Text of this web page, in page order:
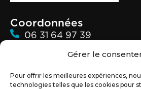
Gérer le
Pour offrir les meilleures expériences,
technologies telles que les cookies pour
Coordonnées
06 31 64 97 39
02 72 07 89 40
alexandre@partner-